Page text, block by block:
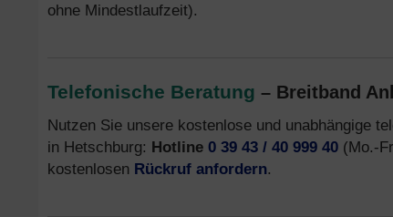
ohne Mindestlaufzeit).
Telefonische Beratung – Breitband
Nutzen Sie unsere kostenlose und unabhängige
in Hetschburg: Hotline 0 39 43 / 40 999 40 (Mo.-
kostenlosen Rückruf anfordern.